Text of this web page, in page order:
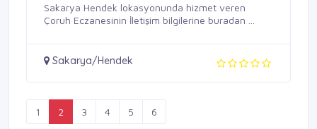
Sakarya Hendek lokasyonunda hizmet veren
Çoruh Eczanesinin İletişim bilgilerine buradan ...
Sakarya/Hendek
1 2 3 4 5 6